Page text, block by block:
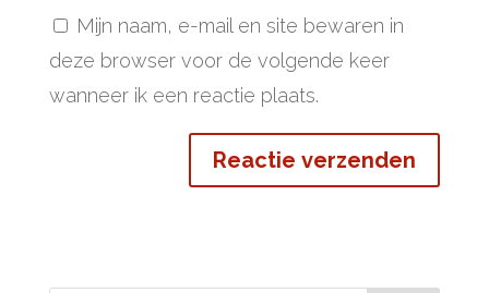
Mijn naam, e-mail en site bewaren in
deze browser voor de volgende keer
wanneer ik een reactie plaats.